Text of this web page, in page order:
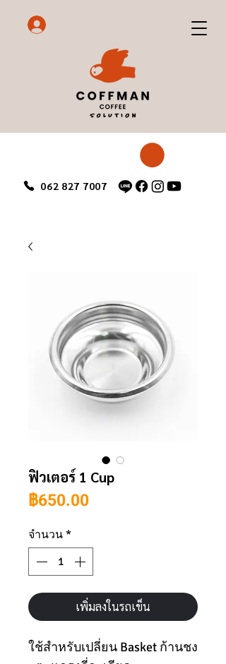
062 827 7007
ฟิวเตอร์ 1 Cup
฿650.00ราคา
จำนวน *
เพิ่มลงในรถเข็น
ใช้สำหรับเปลี่ยน Basket ก้านชง